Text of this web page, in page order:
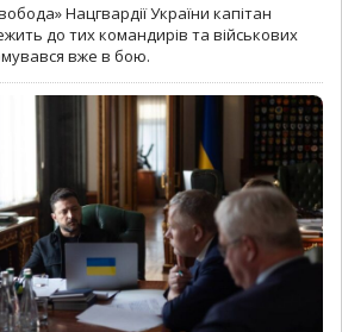
Нацгвардії України капітан
до тих командирів та військових
вже в бою.